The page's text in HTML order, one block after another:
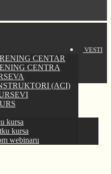
CENTAR
CENTRA
(ACI)
kursa
kursa
webinaru
VESTI